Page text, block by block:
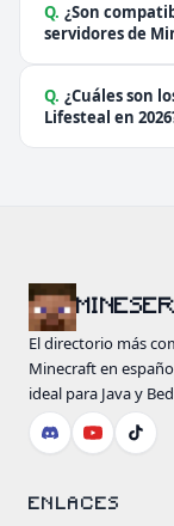
Q. ¿Son
servidores de
Q. ¿Cuáles son
Lifesteal en
El directorio más
Minecraft en
ideal para Java y
ENLACES